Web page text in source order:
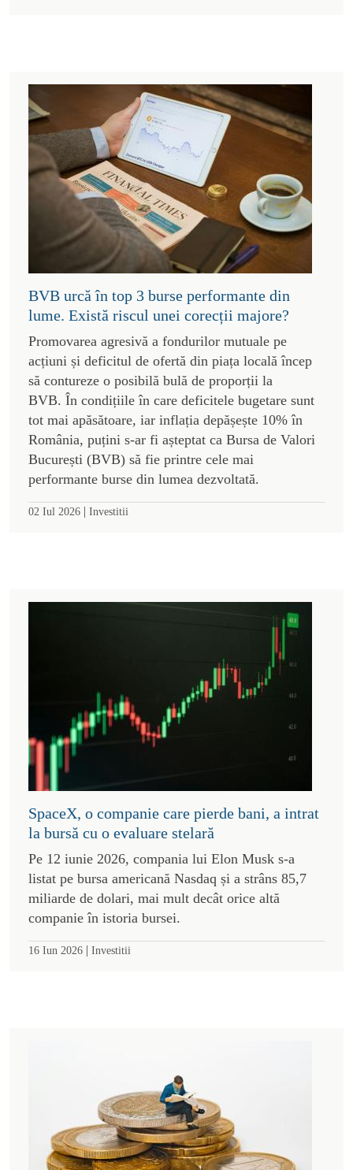
BVB urcă în top 3 burse performante din
lume. Există riscul unei corecții majore?
Promovarea agresivă a fondurilor mutuale pe
acțiuni și deficitul de ofertă din piața locală încep
să contureze o posibilă bulă de proporții la
BVB. În condițiile în care deficitele bugetare sunt
tot mai apăsătoare, iar inflația depășește 10% în
România, puțini s-ar fi așteptat ca Bursa de Valori
București (BVB) să fie printre cele mai
performante burse din lumea dezvoltată.
02 Iul 2026 | Investitii
SpaceX, o companie care pierde bani, a intrat
la bursă cu o evaluare stelară
Pe 12 iunie 2026, compania lui Elon Musk s-a
listat pe bursa americană Nasdaq și a strâns 85,7
miliarde de dolari, mai mult decât orice altă
companie în istoria bursei.
16 Iun 2026 | Investitii